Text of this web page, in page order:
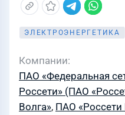
ЭЛЕКТРОЭНЕРГЕТИКА
Компании
ПАО «Федеральная
Россети» (ПАО
Волга», ПАО «Россети